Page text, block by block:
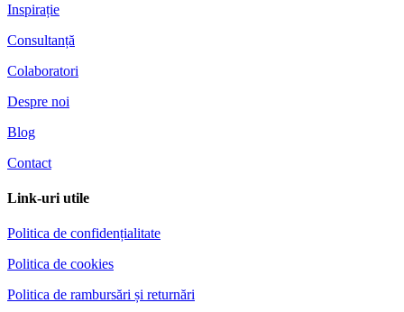
Inspirație
Consultanță
Colaboratori
Despre noi
Blog
Contact
Link-uri utile
Politica de confidențialitate
Politica de cookies
Politica de rambursări și returnări